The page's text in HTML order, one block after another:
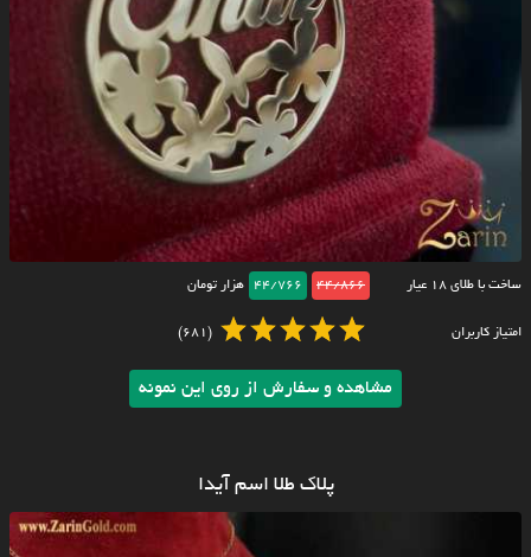
ساخت با طلای ۱۸ عیار 44/866
44/766 هزار تومان
امتیاز کاربران (681)
مشاهده و سفارش از روی این نمونه
پلاک طلا اسم آیدا